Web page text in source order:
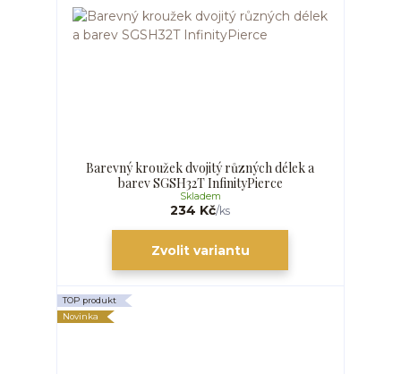
Barevný kroužek dvojitý různých délek a
barev SGSH32T InfinityPierce
234 Kč/ks
Skladem
Zvolit variantu
TOP produkt
Novinka